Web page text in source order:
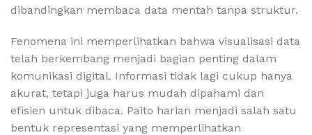
dibandingkan membaca data mentah tanpa struktur.
Fenomena ini memperlihatkan bahwa visualisasi data
telah berkembang menjadi bagian penting dalam
komunikasi digital. Informasi tidak lagi cukup hanya
akurat, tetapi juga harus mudah dipahami dan
efisien untuk dibaca. Paito harian menjadi salah satu
bentuk representasi yang memperlihatkan